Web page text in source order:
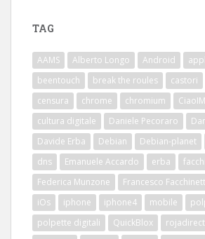
TAG
AAMS Alberto Longo Android
beentouch
break the roules castori
censura
chrome chromium CiaoIM
cultura digitale
Daniele Pecoraro
Davide Erba
Debian Debian-planet
dns
Emanuele Accardo erba
Federica Munzone
Francesco
iOs
iphone iphone4 mobile
polpette digitali
QuickBlox